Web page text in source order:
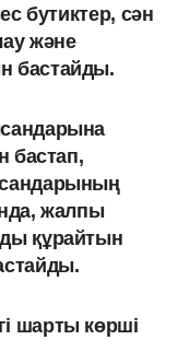
бутиктер, сән
және
бастайды.
бастап,
жалпы
құрайтын
шарты көрші